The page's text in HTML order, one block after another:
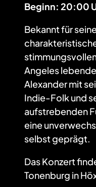
Beginn: 20:00
Bekannt für
Angeles
Alexander mit
Indie-Folk und
aufstrebenden
eine
selbst geprägt.
Das Konzert
Tonenburg in